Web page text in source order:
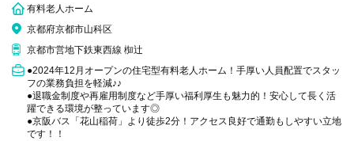
有料老人ホーム
京都府京都市山科区
京都市営地下鉄東西線 椥辻
●2024年12月オープンの住宅型有料老人ホーム！手厚い人員配置でスタッ
フの業務負担を軽減♪♪
●退職金制度や再雇用制度など手厚い福利厚生も魅力的！安心して長く活
躍できる環境が整っています◎
●京阪バス「花山稲荷」より徒歩2分！アクセス良好で通勤もしやすい立地
です！！